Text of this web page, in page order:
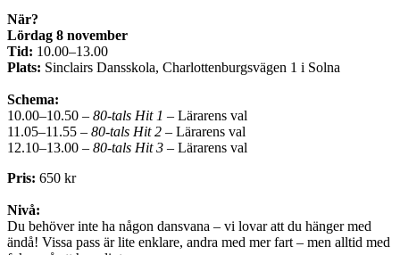
När?
Lördag 8 november
Tid: 10.00–13.00
Plats: Sinclairs Dansskola, Charlottenburgsvägen 1 i Solna
Schema:
10.00–10.50 – 80-tals Hit 1 – Lärarens val
11.05–11.55 – 80-tals Hit 2 – Lärarens val
12.10–13.00 – 80-tals Hit 3 – Lärarens val
Pris: 650 kr
Nivå:
Du behöver inte ha någon dansvana – vi lovar att du hänger med
ändå! Vissa pass är lite enklare, andra med mer fart – men alltid med